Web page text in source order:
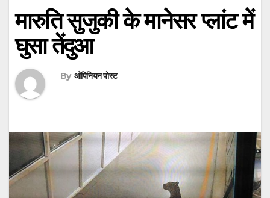
मारुति सुजुकी के मानेसर प्लांट में
घुसा तेंदुआ
By ओपिनियन पोस्ट